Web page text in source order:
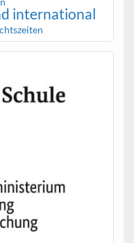
international